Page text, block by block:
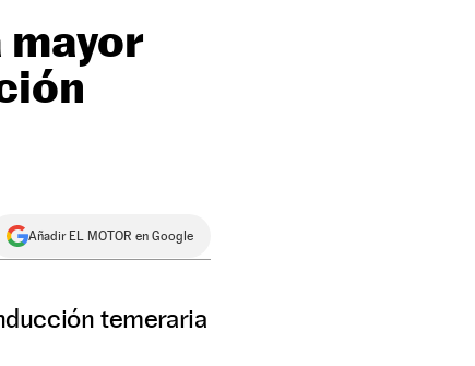
mayor
Añadir EL MOTOR en Google
temeraria